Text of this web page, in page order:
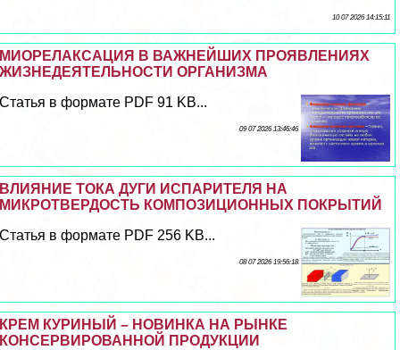
10 07 2026 14:15:11
МИОРЕЛАКСАЦИЯ В ВАЖНЕЙШИХ ПРОЯВЛЕНИЯХ
ЖИЗНЕДЕЯТЕЛЬНОСТИ ОРГАНИЗМА
Статья в формате PDF 91 KB...
09 07 2026 13:46:46
ВЛИЯНИЕ ТОКА ДУГИ ИСПАРИТЕЛЯ НА
МИКРОТВЕРДОСТЬ КОМПОЗИЦИОННЫХ ПОКРЫТИЙ
Статья в формате PDF 256 KB...
08 07 2026 19:56:18
КРЕМ КУРИНЫЙ – НОВИНКА НА РЫНКЕ
КОНСЕРВИРОВАННОЙ ПРОДУКЦИИ